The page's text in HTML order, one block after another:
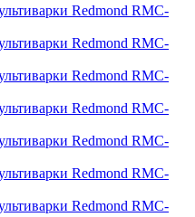
Redmond RMC-
Redmond RMC-
Redmond RMC-
Redmond RMC-
Redmond RMC-
Redmond RMC-
Redmond RMC-